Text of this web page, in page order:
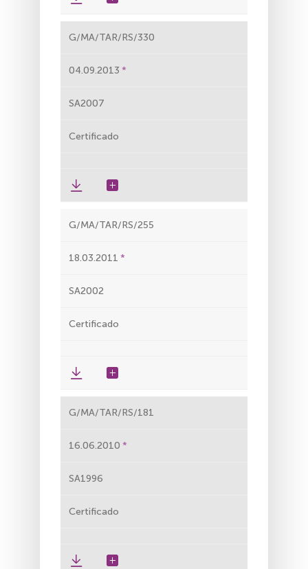
G/MA/TAR/RS/330
04.09.2013
SA2007
Certificado
G/MA/TAR/RS/255
18.03.2011
SA2002
Certificado
G/MA/TAR/RS/181
16.06.2010
SA1996
Certificado